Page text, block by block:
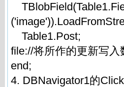
Table1.Post;
file://将所作的更新写入
end;
4. DBNavigator1的